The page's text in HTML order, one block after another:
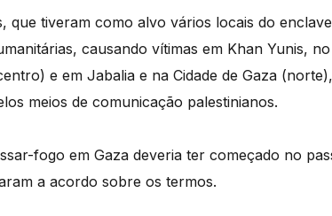
que tiveram como alvo vários locais do
causando vítimas em Khan Yunis,
e em Jabalia e na Cidade de Gaza
meios de comunicação palestinianos.
fogo em Gaza deveria ter começado no
a acordo sobre os termos.